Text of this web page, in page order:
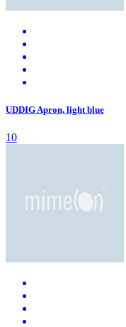
UDDIG Apron, light blue
10